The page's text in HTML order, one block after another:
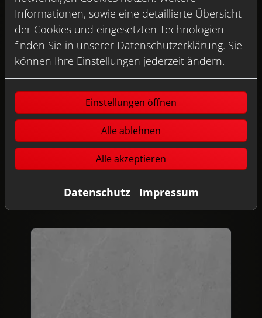
20 ARAGON SCHWARZ
21 ARAGON ANTHRAZIT
Informationen, sowie eine detaillierte Übersicht
der Cookies und eingesetzten Technologien
finden Sie in unserer Datenschutzerklärung. Sie
können Ihre Einstellungen jederzeit ändern.
Einstellungen öffnen
Alle ablehnen
Alle akzeptieren
Datenschutz Impressum